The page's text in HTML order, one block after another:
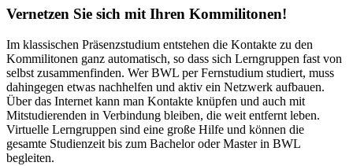
Vernetzen Sie sich mit Ihren Kommilitonen!
Im klassischen Präsenzstudium entstehen die Kontakte zu den
Kommilitonen ganz automatisch, so dass sich Lerngruppen fast von
selbst zusammenfinden. Wer BWL per Fernstudium studiert, muss
dahingegen etwas nachhelfen und aktiv ein Netzwerk aufbauen.
Über das Internet kann man Kontakte knüpfen und auch mit
Mitstudierenden in Verbindung bleiben, die weit entfernt leben.
Virtuelle Lerngruppen sind eine große Hilfe und können die
gesamte Studienzeit bis zum Bachelor oder Master in BWL
begleiten.